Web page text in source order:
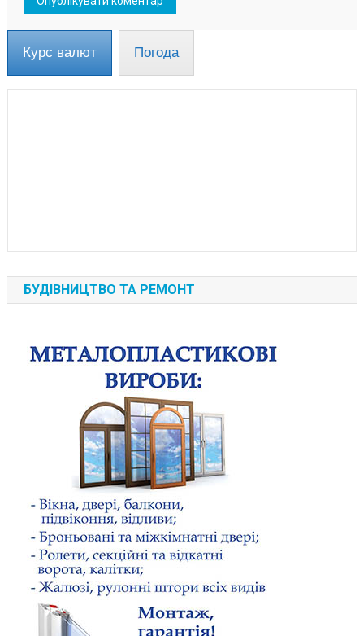
Курс валют Погода
БУДІВНИЦТВО ТА РЕМОНТ